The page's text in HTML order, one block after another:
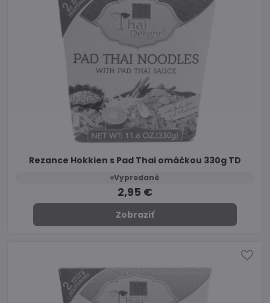
Rezance Hokkien s Pad Thai omáčkou 330g TD
Vypredané
2,95 €
Zobraziť